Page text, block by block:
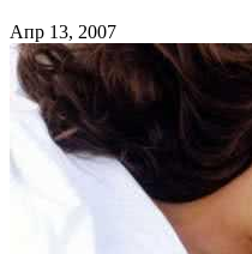
Апр 13, 2007